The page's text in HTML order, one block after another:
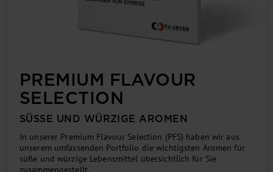
PREMIUM FLAVOUR
SELECTION
SÜSSE UND WÜRZIGE AROMEN
In unserer Premium Flavour Selection (PFS) ha­ben wir aus
unser­em um­fas­sen­den Port­folio die wichtigsten Aromen für
süße und würzige Lebens­mittel über­sichtlich für Sie